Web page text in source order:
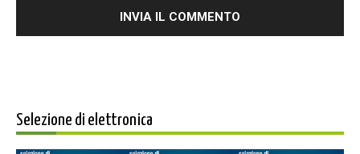
Selezione di elettronica